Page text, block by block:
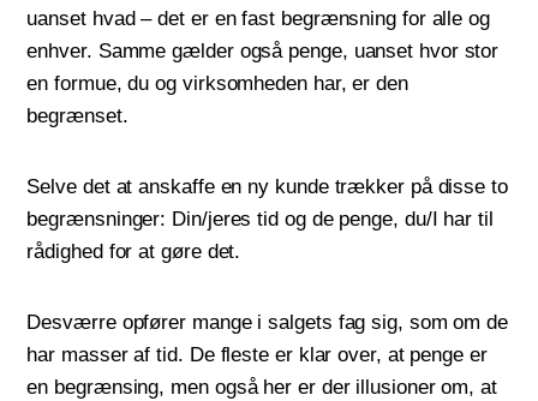
uanset hvad – det er en fast begrænsning for alle og
enhver. Samme gælder også penge, uanset hvor stor
en formue, du og virksomheden har, er den
begrænset.
Selve det at anskaffe en ny kunde trækker på disse to
begrænsninger: Din/jeres tid og de penge, du/I har til
rådighed for at gøre det.
Desværre opfører mange i salgets fag sig, som om de
har masser af tid. De fleste er klar over, at penge er
en begrænsing, men også her er der illusioner om, at